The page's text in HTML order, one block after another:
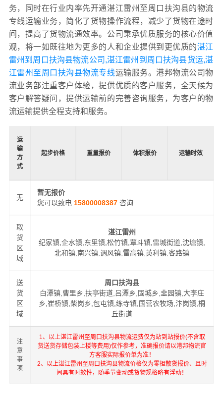
务，同时在行业内率先开通湛江雷州至周口扶沟县的物流
专线运输业务，简化了货物操作流程，减少了货物在途时
间，提高了货物流通效率。公司秉承优质服务的核心价值
观，将一如既往地为更多的人和企业提供到更优质的湛江
雷州到周口扶沟县物流公司,湛江雷州到周口扶沟县货运,湛
江雷州至周口扶沟县物流专线运输服务。港邦物流公司物
流业务部注重客户体验，提供优质的客户服务，全天候为
客户解答疑问，提供运输前的完善咨询服务，为客户的物
流运输提供全程支持和服务。
运
输
方
式
起步价格 重量报价 体积报价 运输时效
无
暂无报价
您可以致电 15800008387 咨询
取
货
区
域
湛江雷州
纪家镇,企水镇,东里镇,松竹镇,覃斗镇,雷城街道,沈塘镇,
北和镇,南兴镇,调风镇,雷高镇,英利镇,客路镇
送
货
区
域
周口扶沟县
白潭镇,曹里乡,扶亭街道,吕潭乡,固城乡,韭园镇,大李庄
乡,崔桥镇,柴岗乡,包屯镇,练寺镇,国营农牧场,汴岗镇,桐
丘街道
注
意
事
项
1、以上湛江雷州至周口扶沟县物流运费仅为站到站报价(不含取
货送货存储包装上楼等费用)仅作参考，准确报价请以港邦物流官
方客服实际报价单为准！
2、以上湛江雷州至周口扶沟县物流价格仅为零担散货报价、且时
间具有时效性，随季节变动或货物规格略有浮动！